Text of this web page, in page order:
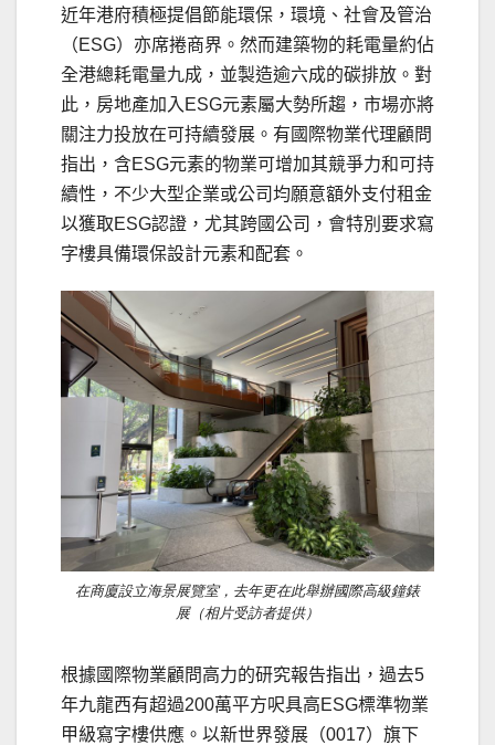
近年港府積極提倡節能環保，環境、社會及管治
（ESG）亦席捲商界。然而建築物的耗電量約佔
全港總耗電量九成，並製造逾六成的碳排放。對
此，房地產加入ESG元素屬大勢所趨，市場亦將
關注力投放在可持續發展。有國際物業代理顧問
指出，含ESG元素的物業可增加其競爭力和可持
續性，不少大型企業或公司均願意額外支付租金
以獲取ESG認證，尤其跨國公司，會特別要求寫
字樓具備環保設計元素和配套。
在商廈設立海景展覽室，去年更在此舉辦國際高級鐘錶
展（相片受訪者提供）
根據國際物業顧問高力的研究報告指出，過去5
年九龍西有超過200萬平方呎具高ESG標準物業
甲級寫字樓供應。以新世界發展（0017）旗下